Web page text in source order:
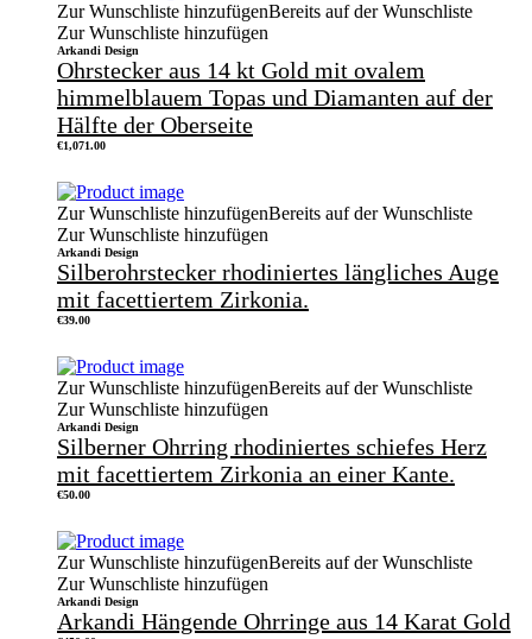
Zur Wunschliste hinzufügenBereits auf der Wunschliste
Zur Wunschliste hinzufügen
Arkandi Design
Ohrstecker aus 14 kt Gold mit ovalem
himmelblauem Topas und Diamanten auf der
Hälfte der Oberseite
€1,071.00
Zur Wunschliste hinzufügenBereits auf der Wunschliste
Zur Wunschliste hinzufügen
Arkandi Design
Silberohrstecker rhodiniertes längliches Auge
mit facettiertem Zirkonia.
€39.00
Zur Wunschliste hinzufügenBereits auf der Wunschliste
Zur Wunschliste hinzufügen
Arkandi Design
Silberner Ohrring rhodiniertes schiefes Herz
mit facettiertem Zirkonia an einer Kante.
€50.00
Zur Wunschliste hinzufügenBereits auf der Wunschliste
Zur Wunschliste hinzufügen
Arkandi Design
Arkandi Hängende Ohrringe aus 14 Karat Gold